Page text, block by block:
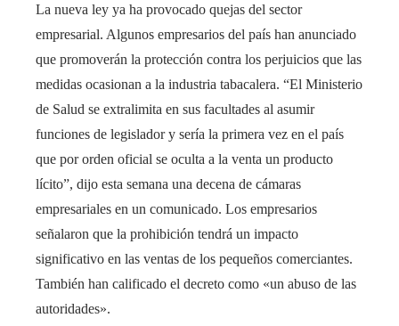
La nueva ley ya ha provocado quejas del sector
empresarial. Algunos empresarios del país han anunciado
que promoverán la protección contra los perjuicios que las
medidas ocasionan a la industria tabacalera. “El Ministerio
de Salud se extralimita en sus facultades al asumir
funciones de legislador y sería la primera vez en el país
que por orden oficial se oculta a la venta un producto
lícito”, dijo esta semana una decena de cámaras
empresariales en un comunicado. Los empresarios
señalaron que la prohibición tendrá un impacto
significativo en las ventas de los pequeños comerciantes.
También han calificado el decreto como «un abuso de las
autoridades».